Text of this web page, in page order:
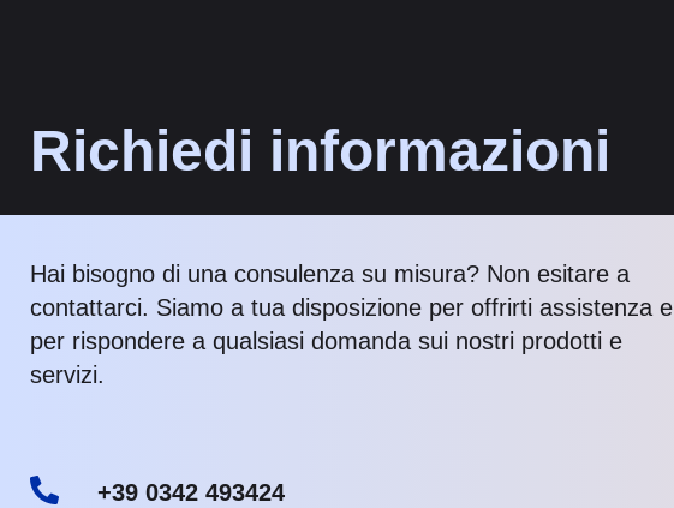
Richiedi informazioni
Hai bisogno di una consulenza su misura? Non esitare a
contattarci. Siamo a tua disposizione per offrirti assistenza e
per rispondere a qualsiasi domanda sui nostri prodotti e
servizi.
+39 0342 493424